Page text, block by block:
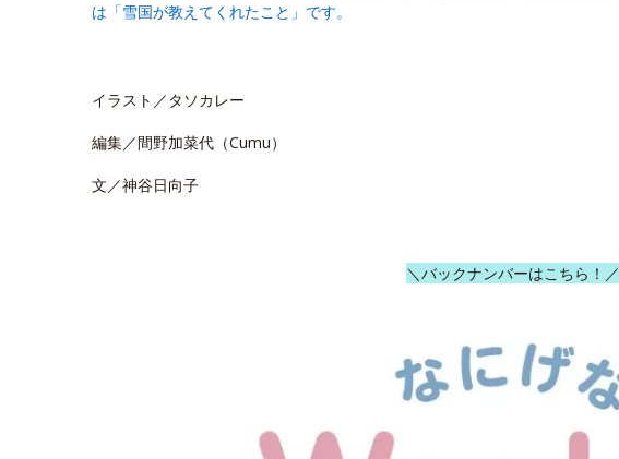
は「雪国が教えてくれたこと」です。
イラスト／タソカレー
編集／間野加菜代（Cumu）
文／神谷日向子
＼バックナンバーはこちら！／